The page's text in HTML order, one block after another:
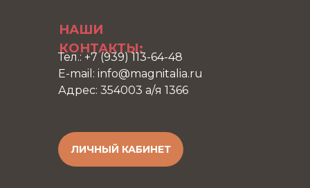
ЛИЧНЫЙ КАБИНЕТ
НАШИ
КОНТАКТЫ:
Тел.: +7 (939) 113-64-48
E-mail: info@magnitalia.ru
Адрес: 354003 а/я 1366